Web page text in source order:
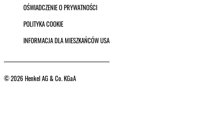
OŚWIADCZENIE O PRYWATNOŚCI
POLITYKA COOKIE
INFORMACJA DLA MIESZKAŃCÓW USA
© 2026 Henkel AG & Co. KGaA